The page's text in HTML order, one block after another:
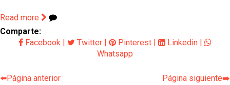
Read more
Comparte:
Facebook
Twitter Pinterest Linkedin
Whatsapp
⬅️Página anterior Página siguiente➡️